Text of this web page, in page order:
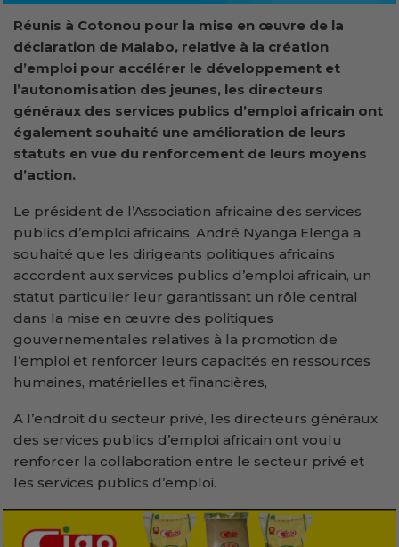
Réunis à Cotonou pour la mise en œuvre de la
déclaration de Malabo, relative à la création
d’emploi pour accélérer le développement et
l’autonomisation des jeunes, les directeurs
généraux des services publics d’emploi africain ont
également souhaité une amélioration de leurs
statuts en vue du renforcement de leurs moyens
d’action.
Le président de l’Association africaine des services
publics d’emploi africains, André Nyanga Elenga a
souhaité que les dirigeants politiques africains
accordent aux services publics d’emploi africain, un
statut particulier leur garantissant un rôle central
dans la mise en œuvre des politiques
gouvernementales relatives à la promotion de
l’emploi et renforcer leurs capacités en ressources
humaines, matérielles et financières,
A l’endroit du secteur privé, les directeurs généraux
des services publics d’emploi africain ont voulu
renforcer la collaboration entre le secteur privé et
les services publics d’emploi.